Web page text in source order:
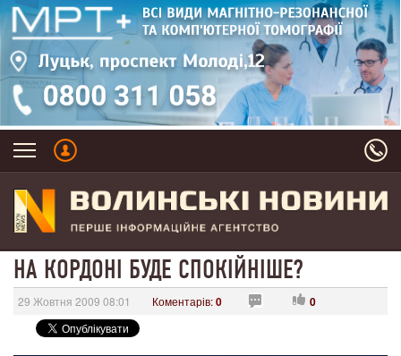
НА КОРДОНІ БУДЕ СПОКІЙНІШЕ?
29 Жовтня 2009 08:01 Коментарів:0 0